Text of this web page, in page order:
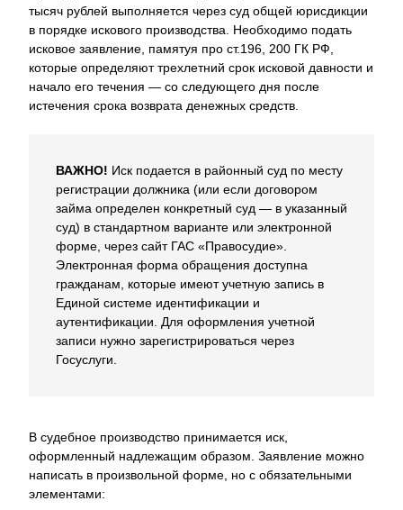
тысяч рублей выполняется через суд общей юрисдикции
в порядке искового производства. Необходимо подать
исковое заявление, памятуя про ст.196, 200 ГК РФ,
которые определяют трехлетний срок исковой давности и
начало его течения — со следующего дня после
истечения срока возврата денежных средств.
ВАЖНО! Иск подается в районный суд по месту
регистрации должника (или если договором
займа определен конкретный суд — в указанный
суд) в стандартном варианте или электронной
форме, через сайт ГАС «Правосудие».
Электронная форма обращения доступна
гражданам, которые имеют учетную запись в
Единой системе идентификации и
аутентификации. Для оформления учетной
записи нужно зарегистрироваться через
Госуслуги.
В судебное производство принимается иск,
оформленный надлежащим образом. Заявление можно
написать в произвольной форме, но с обязательными
элементами: